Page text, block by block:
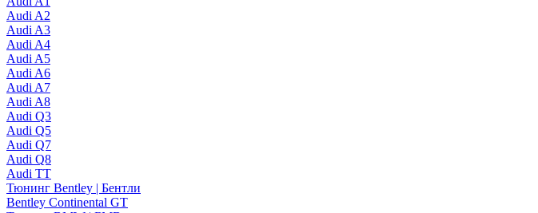
Audi A2
Audi A3
Audi A4
Audi A5
Audi A6
Audi A7
Audi A8
Audi Q3
Audi Q5
Audi Q7
Audi Q8
Audi TT
Тюнинг Bentley | Бентли
Bentley Continental GT